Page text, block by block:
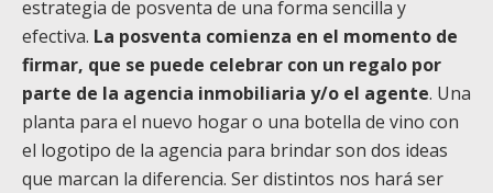
estrategia de posventa de una forma sencilla y
efectiva. La posventa comienza en el momento de
firmar, que se puede celebrar con un regalo por
parte de la agencia inmobiliaria y/o el agente. Una
planta para el nuevo hogar o una botella de vino con
el logotipo de la agencia para brindar son dos ideas
que marcan la diferencia. Ser distintos nos hará ser